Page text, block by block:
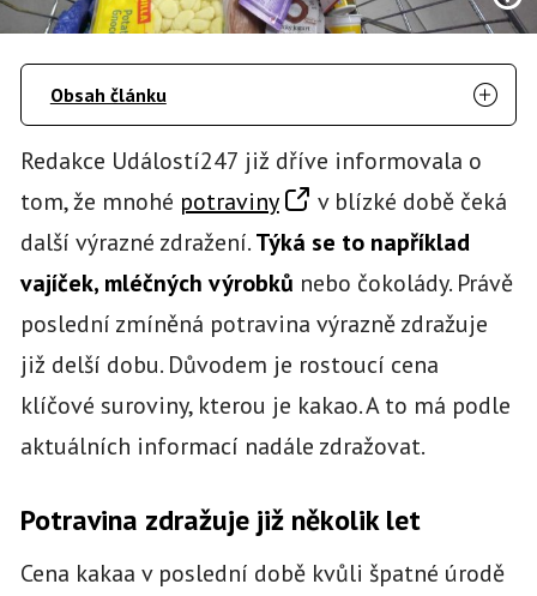
Obsah článku
Redakce Událostí247 již dříve informovala o
tom, že mnohé potraviny
v blízké době čeká
další výrazné zdražení.Týká se to například
vajíček, mléčných výrobků nebo čokolády. Právě
poslední zmíněná potravina výrazně zdražuje
již delší dobu. Důvodem je rostoucí cena
klíčové suroviny, kterou je kakao. A to má podle
aktuálních informací nadále zdražovat.
Potravina zdražuje již několik let
Cena kakaa v poslední době kvůli špatné úrodě